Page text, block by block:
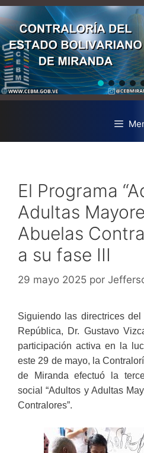
El Programa
Adultas
Abuelas
a su fase III
29 mayo 2025 por
Siguiendo las directrices
República, Dr. Gustavo
participación activa en la
este 29 de mayo, la
de Miranda efectuó la
social “Adultos y Adultas
Contralores”.